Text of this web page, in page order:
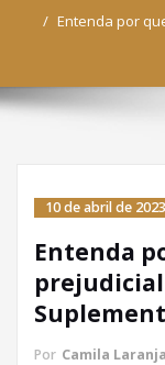
Entenda por
10 de abril de 2023
Entenda
Por Camila Laranja